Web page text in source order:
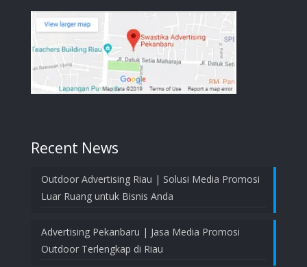
Recent News
Outdoor Advertising Riau | Solusi Media Promosi
Luar Ruang untuk Bisnis Anda
Advertising Pekanbaru | Jasa Media Promosi
Outdoor Terlengkap di Riau